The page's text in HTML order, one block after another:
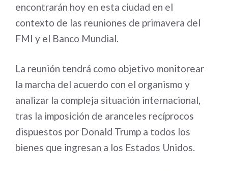
encontrarán hoy en esta ciudad en el
contexto de las reuniones de primavera del
FMI y el Banco Mundial.
La reunión tendrá como objetivo monitorear
la marcha del acuerdo con el organismo y
analizar la compleja situación internacional,
tras la imposición de aranceles recíprocos
dispuestos por Donald Trump a todos los
bienes que ingresan a los Estados Unidos.